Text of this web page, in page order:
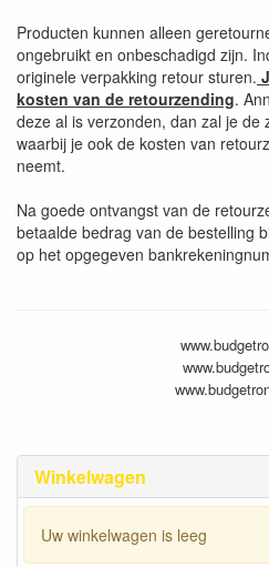
Winkelwagen
Uw winkelwagen is leeg
Producten kunnen alleen
ongebruikt en onbeschadigd zijn.
originele verpakking retour sturen.
kosten van de retourzending.
deze al is verzonden, dan zal je de
waarbij je ook de kosten van
neemt.
Na goede ontvangst van de
betaalde bedrag van de bestelling
op het opgegeven